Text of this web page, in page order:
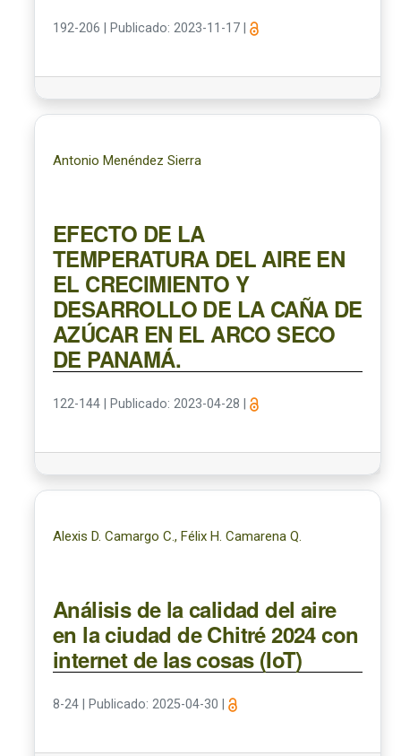
192-206 Publicado: 2023-11-17
Antonio Menéndez Sierra
EFECTO DE LA
TEMPERATURA DEL AIRE EN
EL CRECIMIENTO Y
DESARROLLO DE LA CAÑA DE
AZÚCAR EN EL ARCO SECO
DE PANAMÁ.
122-144 Publicado: 2023-04-28
Alexis D. Camargo C., Félix H. Camarena Q.
Análisis de la calidad del aire
en la ciudad de Chitré 2024 con
internet de las cosas (IoT)
8-24 Publicado: 2025-04-30